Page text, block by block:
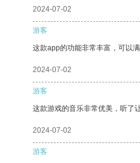
2024-07-02
游客
这款app的功能非常丰富，可以
2024-07-02
游客
这款游戏的音乐非常优美，听了
2024-07-02
游客